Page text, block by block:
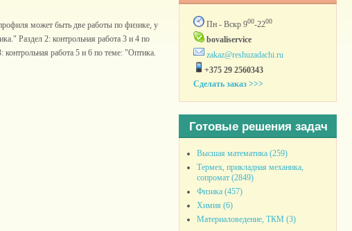
может быть две работы по физике, у
Раздел 2: контрольная работа 3 и 4 по
работа 5 и 6 по теме: "Оптика.
Пн - Вскр 900-2200
bovaliservice
zakaz@reshuzadachi.ru
+375 29 2560343
Сделать заказ >>>
Готовые решения задач
Высшая математика (259)
Термех, прикладная механика,
сопромат (2849)
Физика (457)
Химия (6)
Материаловедение, ТКМ (3)